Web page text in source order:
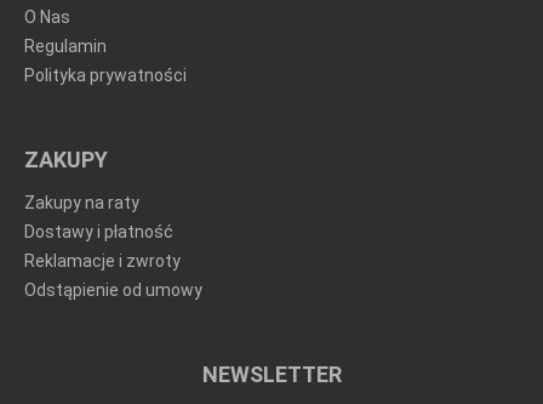
O Nas
Regulamin
Polityka prywatności
ZAKUPY
Zakupy na raty
Dostawy i płatność
Reklamacje i zwroty
Odstąpienie od umowy
NEWSLETTER